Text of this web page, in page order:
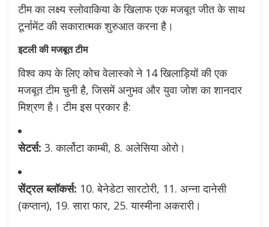
टीम का लक्ष्य स्लोवाकिया के खिलाफ एक मजबूत जीत के साथ
टूर्नामेंट की सकारात्मक शुरुआत करना है।
इटली की मजबूत टीम
विश्व कप के लिए कोच वेलास्को ने 14 खिलाड़ियों की एक
मजबूत टीम चुनी है, जिसमें अनुभव और युवा जोश का शानदार
मिश्रण है। टीम इस प्रकार है:
सेटर्स: 3. कार्लोटा काम्बी, 8. अलेसिया ओरो।
सेंट्रल ब्लॉकर्स: 10. बेनेडेटा सारटोरी, 11. अन्ना दानेसी
(कप्तान), 19. सारा फार, 25. यास्मीना अकरारी।